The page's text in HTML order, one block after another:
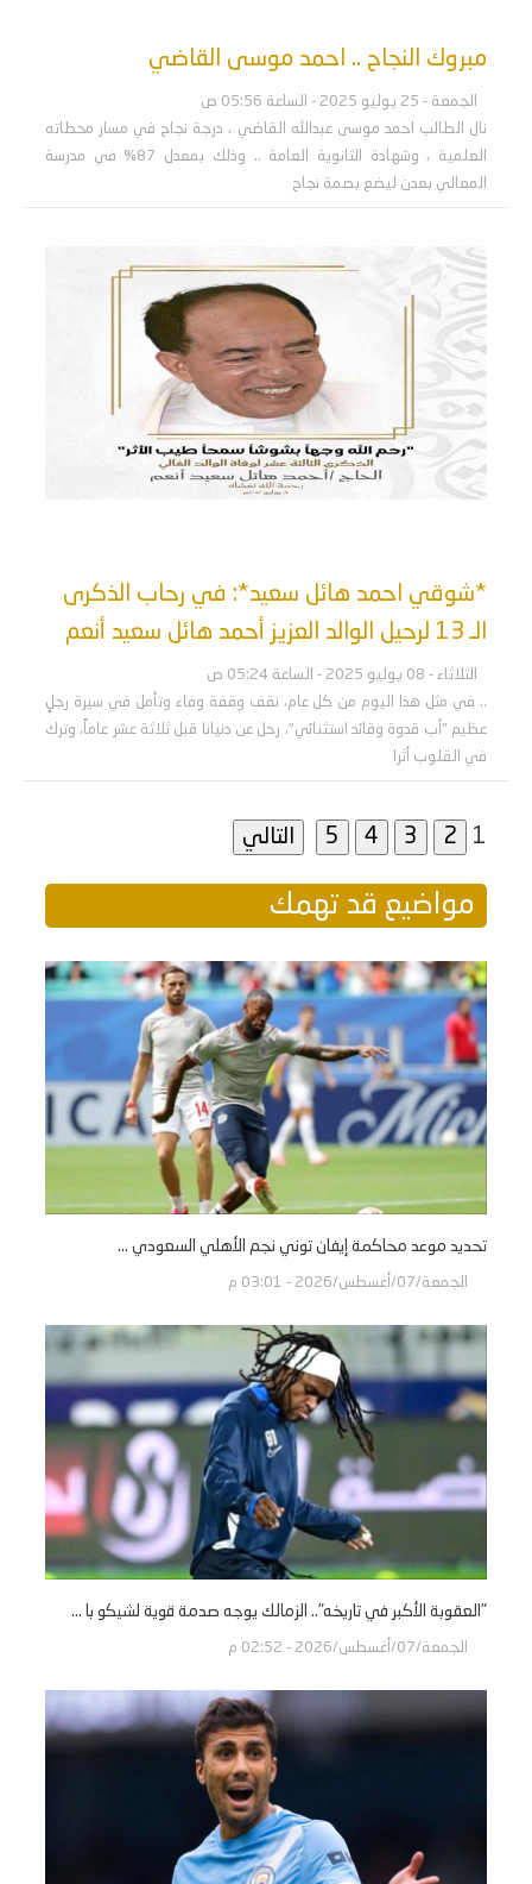
مبروك النجاح .. احمد موسى القاضي
الجمعة - 25 يوليو 2025 - الساعة 05:56 ص
نال الطالب احمد موسى عبدالله القاضي ، درجة نجاح في مسار محطاته
العلمية ، وشهادة الثانوية العامة .. وذلك بمعدل 87% في مدرسة
المعالي بعدن ليضع بصمة نجاح
*شوقي احمد هائل سعيد*: في رحاب الذكرى
الـ 13 لرحيل الوالد العزيز أحمد هائل سعيد أنعم
الثلاثاء - 08 يوليو 2025 - الساعة 05:24 ص
.. ‏في مثل هذا اليوم من كل عام، نقف وقفة وفاء وتأمل في سيرة رجلٍ
عظيم "أب قدوة وقائد استثنائي"، رحل عن دنيانا قبل ثلاثة عشر عاماً، وترك
في القلوب أثرا
1
مواضيع قد تهمك
تحديد موعد محاكمة إيفان توني نجم الأهلي السعودي ...
الجمعة/07/أغسطس/2026 - 03:01 م
"العقوبة الأكبر في تاريخه".. الزمالك يوجه صدمة قوية لشيكو با ...
الجمعة/07/أغسطس/2026 - 02:52 م